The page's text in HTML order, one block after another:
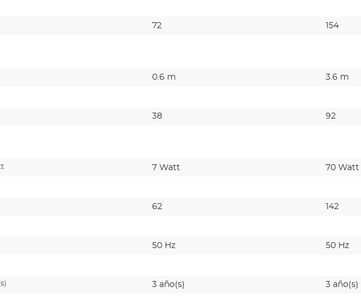
72 154
0.6 m 3.6 m
38 92
7 Watt 70 Watt
62 142
50 Hz 50 Hz
3 año(s) 3 año(s)